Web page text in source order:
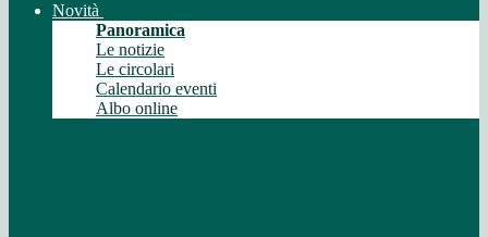
Novità
Panoramica
Le notizie
Le circolari
Calendario eventi
Albo online